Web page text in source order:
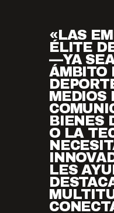
«LAS
ÉLITE
—YA
ÁMBITO
MEDIOS
BIENES
O LA
LES